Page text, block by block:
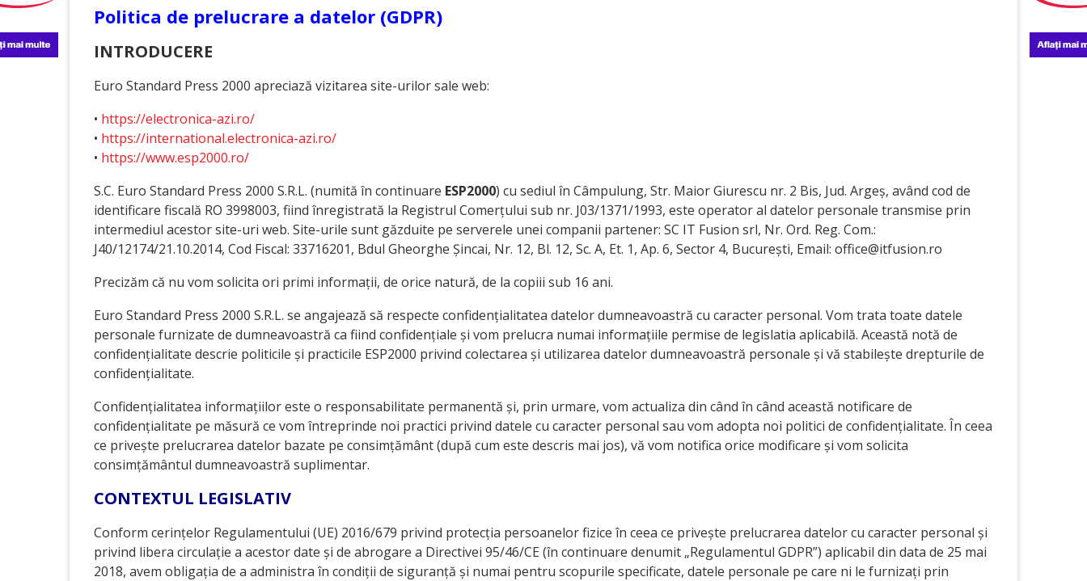
Politica de prelucrare a datelor (GDPR)
INTRODUCERE
Euro Standard Press 2000 apreciază vizitarea site-urilor sale web:
• https://electronica-azi.ro/
• https://international.electronica-azi.ro/
• https://www.esp2000.ro/
S.C. Euro Standard Press 2000 S.R.L. (numită în continuare ESP2000) cu sediul în Câmpulung, Str. Maior Giurescu nr. 2 Bis, Jud. Argeș, având cod de
identificare fiscală RO 3998003, fiind înregistrată la Registrul Comerțului sub nr. J03/1371/1993, este operator al datelor personale transmise prin
intermediul acestor site-uri web. Site-urile sunt găzduite pe serverele unei companii partener: SC IT Fusion srl, Nr. Ord. Reg. Com.:
J40/12174/21.10.2014, Cod Fiscal: 33716201, Bdul Gheorghe Șincai, Nr. 12, Bl. 12, Sc. A, Et. 1, Ap. 6, Sector 4, București, Email: office@itfusion.ro
Precizăm că nu vom solicita ori primi informații, de orice natură, de la copiii sub 16 ani.
Euro Standard Press 2000 S.R.L. se angajează să respecte confidențialitatea datelor dumneavoastră cu caracter personal. Vom trata toate datele
personale furnizate de dumneavoastră ca fiind confidențiale și vom prelucra numai informațiile permise de legislatia aplicabilă. Această notă de
confidențialitate descrie politicile și practicile ESP2000 privind colectarea și utilizarea datelor dumneavoastră personale și vă stabilește drepturile de
confidențialitate.
Confidențialitatea informațiilor este o responsabilitate permanentă și, prin urmare, vom actualiza din când în când această notificare de
confidențialitate pe măsură ce vom întreprinde noi practici privind datele cu caracter personal sau vom adopta noi politici de confidențialitate. În ceea
ce privește prelucrarea datelor bazate pe consimțământ (după cum este descris mai jos), vă vom notifica orice modificare și vom solicita
consimțământul dumneavoastră suplimentar.
CONTEXTUL LEGISLATIV
Conform cerințelor Regulamentului (UE) 2016/679 privind protecția persoanelor fizice în ceea ce privește prelucrarea datelor cu caracter personal și
privind libera circulație a acestor date și de abrogare a Directivei 95/46/CE (în continuare denumit „Regulamentul GDPR”) aplicabil din data de 25 mai
2018, avem obligația de a administra în condiții de siguranță și numai pentru scopurile specificate, datele personale pe care ni le furnizați prin